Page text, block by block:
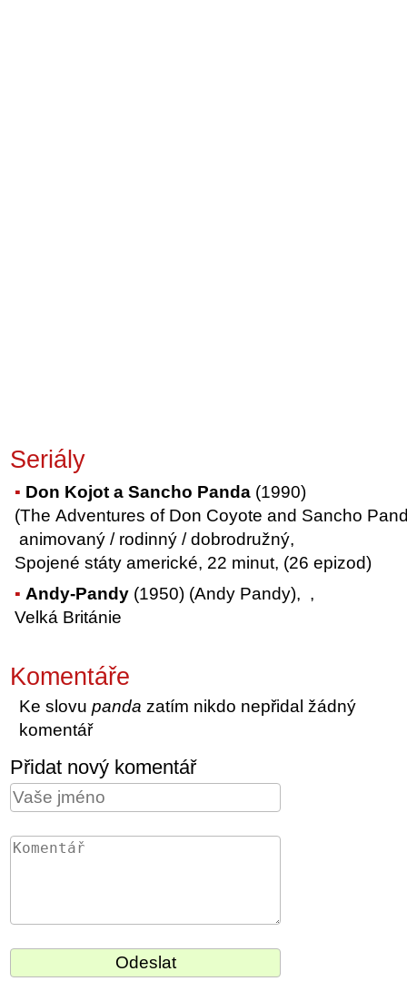
Seriály
Don Kojot a Sancho Panda (1990)
(The Adventures of Don Coyote and Sancho
animovaný / rodinný / dobrodružný,
Spojené státy americké, 22 minut, (26 epizod)
Andy-Pandy (1950) (Andy Pandy), ,
Velká Británie
Komentáře
Ke slovupanda zatím nikdo nepřidal žádný
komentář
Přidat nový komentář